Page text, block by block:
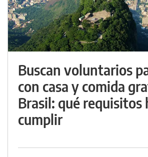
Buscan voluntarios
con casa y comida
Brasil: qué requisitos
cumplir